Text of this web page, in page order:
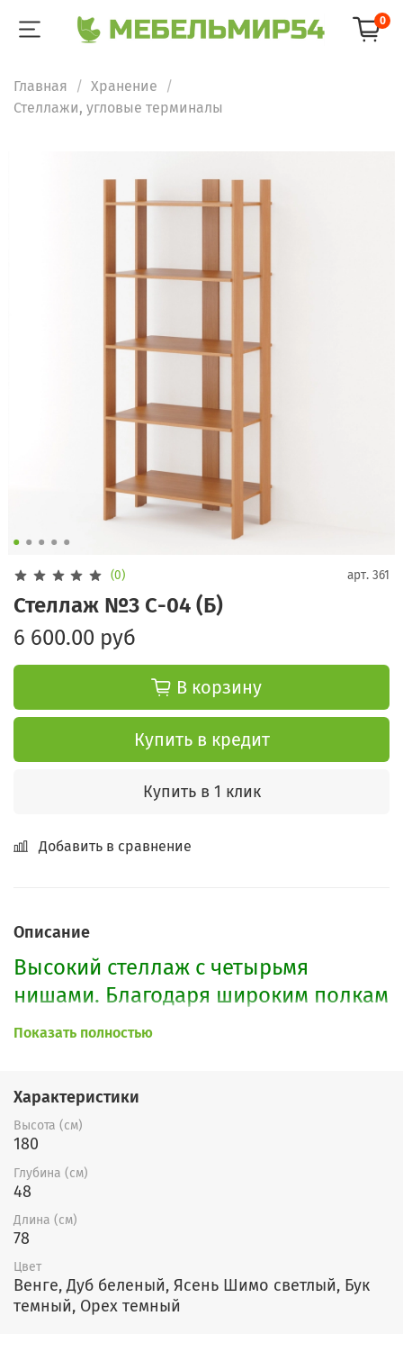
0
Главная
Хранение
Стеллажи, угловые терминалы
(0) арт. 361
Стеллаж №3 С-04 (Б)
6 600.00 руб
В корзину
Купить в кредит
Купить в 1 клик
Добавить в сравнение
Описание
Высокий стеллаж с четырьмя
нишами. Благодаря широким полкам
на таком стеллаже можно
оснащен пятью опорами, что делает
его надежным и устойчивым.
Показать полностью
Характеристики
Высота (см)
180
Глубина (см)
48
Длина (см)
78
Цвет
Венге, Дуб беленый, Ясень Шимо светлый, Бук
темный, Орех темный